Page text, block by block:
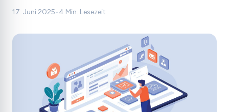
17. Juni 2025•4 Min. Lesezeit